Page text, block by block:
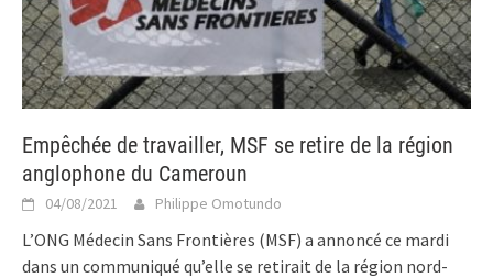
Empêchée de travailler, MSF se retire de la région
anglophone du Cameroun
04/08/2021 Philippe Omotundo
L’ONG Médecin Sans Frontières (MSF) a annoncé ce mardi
dans un communiqué qu’elle se retirait de la région nord-